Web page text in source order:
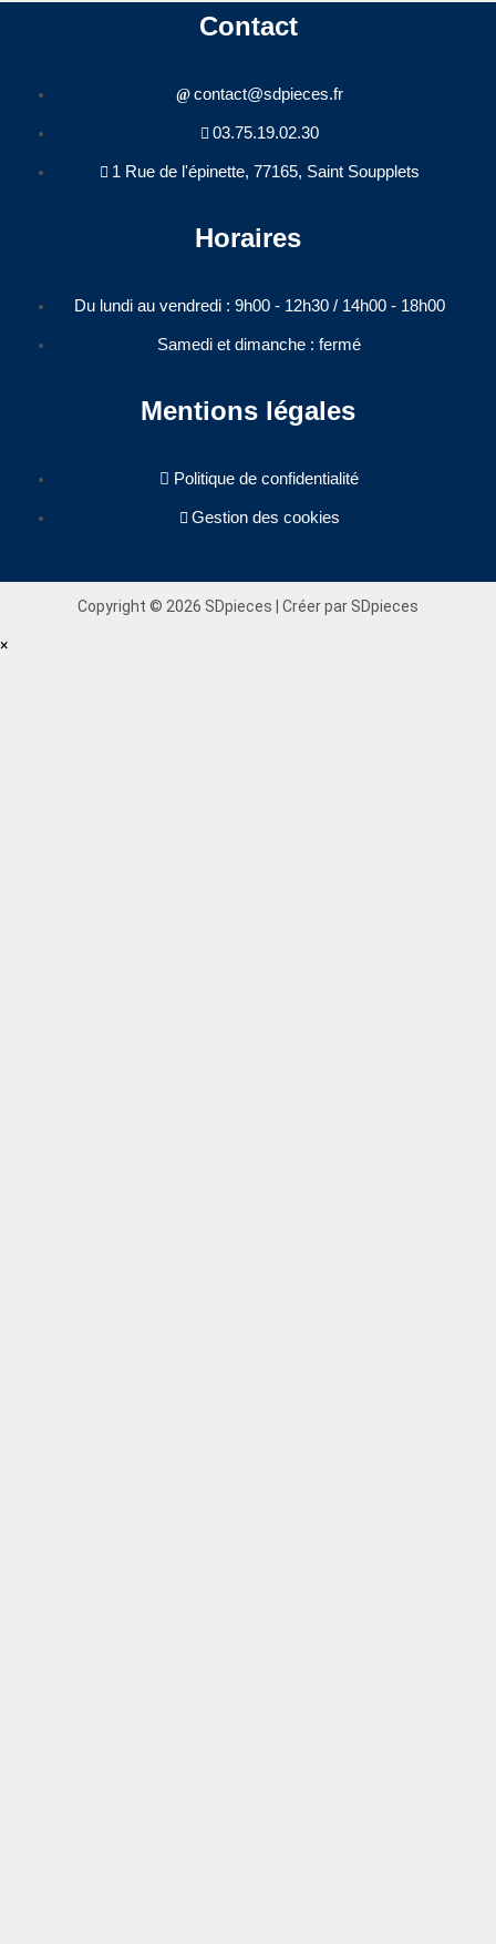
Contact
contact@sdpieces.fr
03.75.19.02.30
1 Rue de l'épinette, 77165, Saint Soupplets
Horaires
Du lundi au vendredi : 9h00 - 12h30 / 14h00 - 18h00​
Samedi et dimanche : fermé
Mentions légales
Politique de confidentialité
Gestion des cookies
Copyright © 2026 SDpieces | Créer par SDpieces
×